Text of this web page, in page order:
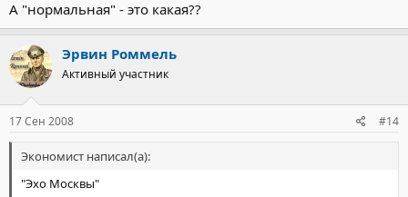
А "нормальная" - это какая??
Эрвин Роммель
Активный участник
17 Сен 2008 #14
Экономист написал(а):
"Эхо Москвы"